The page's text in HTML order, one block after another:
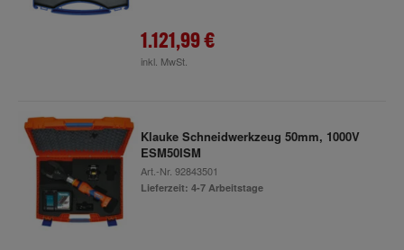
1.121,99 €
inkl. MwSt.
Klauke Schneidwerkzeug 50mm, 1000V
ESM50ISM
Art.-Nr. 92843501
Lieferzeit: 4-7 Arbeitstage